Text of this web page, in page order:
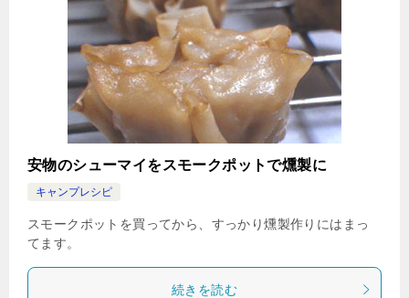
安物のシューマイをスモークポットで燻製に
キャンプレシピ
スモークポットを買ってから、すっかり燻製作りにはまっ
てます。
続きを読む